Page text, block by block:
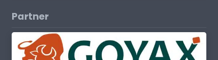
Partner